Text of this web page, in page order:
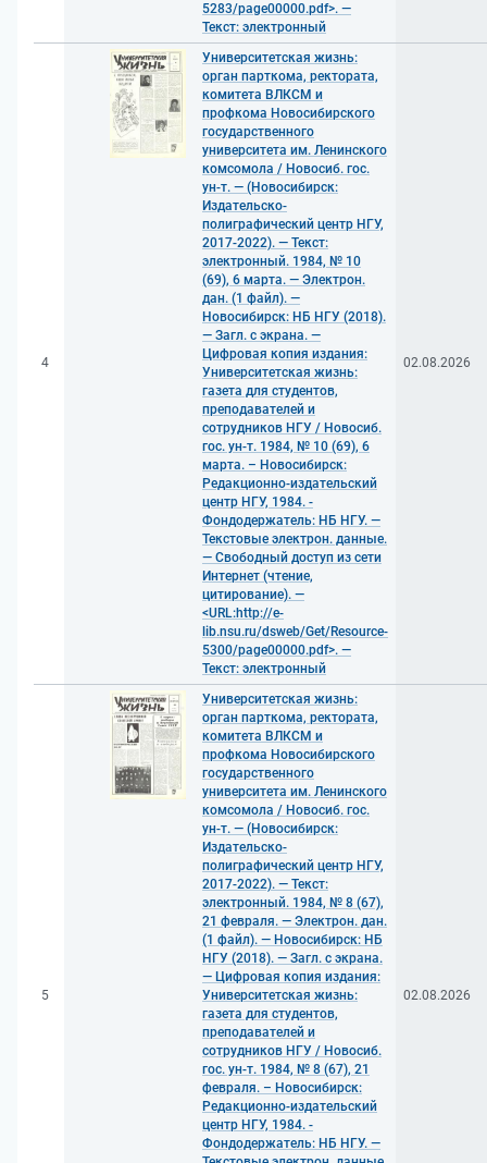
5283/page00000.pdf>. —
Текст: электронный
4
Университетская жизнь:
орган парткома, ректората,
комитета ВЛКСМ и
профкома Новосибирского
государственного
университета им. Ленинского
комсомола / Новосиб. гос.
ун-т. — (Новосибирск:
Издательско-
полиграфический центр НГУ,
2017-2022). — Текст:
электронный. 1984, № 10
(69), 6 марта. — Электрон.
дан. (1 файл). —
Новосибирск: НБ НГУ (2018).
— Загл. с экрана. —
Цифровая копия издания:
Университетская жизнь:
газета для студентов,
преподавателей и
сотрудников НГУ / Новосиб.
гос. ун-т. 1984, № 10 (69), 6
марта. – Новосибирск:
Редакционно-издательский
центр НГУ, 1984. -
Фондодержатель: НБ НГУ. —
Текстовые электрон. данные.
— Свободный доступ из сети
Интернет (чтение,
цитирование). —
<URL:http://e-
lib.nsu.ru/dsweb/Get/Resource-
5300/page00000.pdf>. —
Текст: электронный
02.08.2026
5
Университетская жизнь:
орган парткома, ректората,
комитета ВЛКСМ и
профкома Новосибирского
государственного
университета им. Ленинского
комсомола / Новосиб. гос.
ун-т. — (Новосибирск:
Издательско-
полиграфический центр НГУ,
2017-2022). — Текст:
электронный. 1984, № 8 (67),
21 февраля. — Электрон. дан.
(1 файл). — Новосибирск: НБ
НГУ (2018). — Загл. с экрана.
— Цифровая копия издания:
Университетская жизнь:
газета для студентов,
преподавателей и
сотрудников НГУ / Новосиб.
гос. ун-т. 1984, № 8 (67), 21
февраля. – Новосибирск:
Редакционно-издательский
центр НГУ, 1984. -
Фондодержатель: НБ НГУ. —
02.08.2026